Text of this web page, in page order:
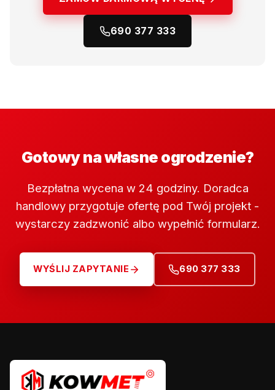
690 377 333
Gotowy na własne ogrodzenie?
Bezpłatna wycena w 24 godziny. Doradca
handlowy przygotuje ofertę pod Twój projekt -
wystarczy zadzwonić albo wypełnić formularz.
WYŚLIJ ZAPYTANIE 690 377 333